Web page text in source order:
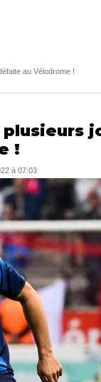
au Vélodrome !
!
à 07:03